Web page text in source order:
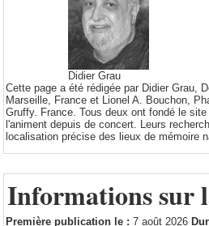
Didier Grau
Cette page a été rédigée par Didier Grau,
Marseille, France et Lionel A. Bouchon,
Gruffy. France. Tous deux ont fondé le site
l'animent depuis de concert. Leurs
localisation précise des lieux de mémoire
Informations sur
Première publication le : 7 août 2026